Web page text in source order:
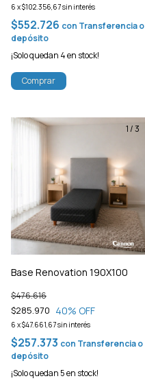
6 x$102.356,67sin interés
$552.726 con Transferencia o
depósito
¡Solo quedan 4en stock!
Comprar
1/3
Base Renovation 190X100
$285.970
$476.616
40% OFF
6 x$47.661,67sin interés
$257.373 con Transferencia o
depósito
¡Solo quedan 5en stock!